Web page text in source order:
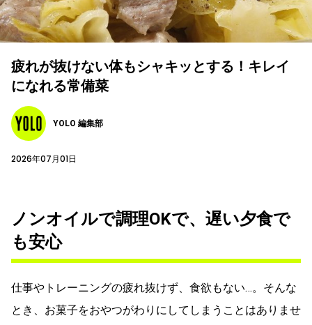
疲れが抜けない体もシャキッとする！キレイ
になれる常備菜
YOLO 編集部
2026年07月01日
ノンオイルで調理OKで、遅い夕食で
も安心
仕事やトレーニングの疲れ抜けず、食欲もない…。そんな
とき、お菓子をおやつがわりにしてしまうことはありませ